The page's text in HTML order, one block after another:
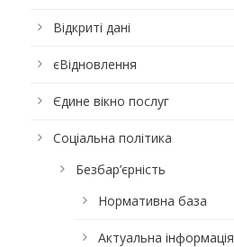
Відкриті дані
єВідновлення
Єдине вікно послуг
Соціальна політика
Безбар’єрність
Нормативна база
Актуальна інформація